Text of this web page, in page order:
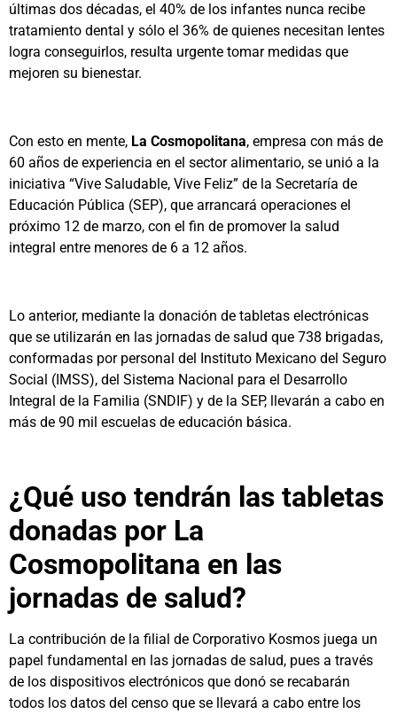
últimas dos décadas, el 40% de los infantes nunca recibe
tratamiento dental y sólo el 36% de quienes necesitan lentes
logra conseguirlos, resulta urgente tomar medidas que
mejoren su bienestar.
Con esto en mente, La Cosmopolitana, empresa con más de
60 años de experiencia en el sector alimentario, se unió a la
iniciativa “Vive Saludable, Vive Feliz” de la Secretaría de
Educación Pública (SEP), que arrancará operaciones el
próximo 12 de marzo, con el fin de promover la salud
integral entre menores de 6 a 12 años.
Lo anterior, mediante la donación de tabletas electrónicas
que se utilizarán en las jornadas de salud que 738 brigadas,
conformadas por personal del Instituto Mexicano del Seguro
Social (IMSS), del Sistema Nacional para el Desarrollo
Integral de la Familia (SNDIF) y de la SEP, llevarán a cabo en
más de 90 mil escuelas de educación básica.
¿Qué uso tendrán las tabletas
donadas por La
Cosmopolitana en las
jornadas de salud?
La contribución de la filial de Corporativo Kosmos juega un
papel fundamental en las jornadas de salud, pues a través
de los dispositivos electrónicos que donó se recabarán
todos los datos del censo que se llevará a cabo entre los